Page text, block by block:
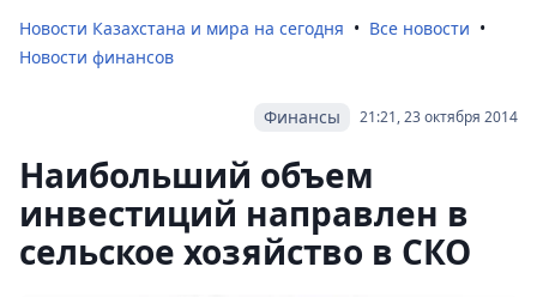
Новости Казахстана и мира на сегодня
Все новости
Новости финансов
21:21, 23 октября 2014
Финансы
Наибольший объем
инвестиций направлен в
сельское хозяйство в СКО